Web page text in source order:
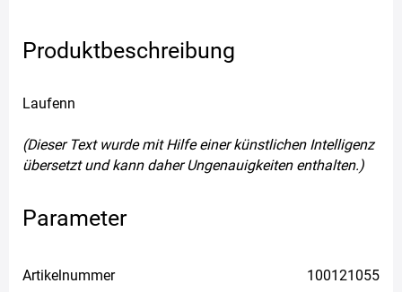
Produktbeschreibung
Laufenn
(Dieser Text wurde mit Hilfe einer künstlichen Intelligenz
übersetzt und kann daher Ungenauigkeiten enthalten.)
Parameter
Artikelnummer
100121055